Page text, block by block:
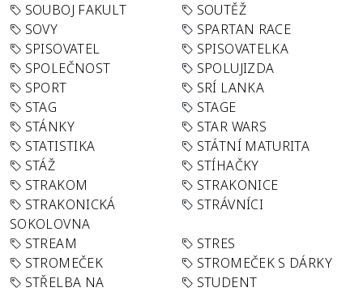
SOUBOJ FAKULT
SOUTĚŽ
SOVY
SPARTAN RACE
SPISOVATEL
SPISOVATELKA
SPOLEČNOST
SPOLUJIZDA
SPORT
SRÍ LANKA
STAG
STAGE
STÁNKY
STAR WARS
STATISTIKA
STÁTNÍ MATURITA
STÁŽ
STÍHAČKY
STRAKOM
STRAKONICE
STRAKONICKÁ
SOKOLOVNA
STRÁVNÍCI
STREAM
STRES
STROMEČEK
STROMEČEK S DÁRKY
STŘELBA NA
STUDENT